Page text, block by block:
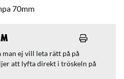
70mm
ej vill leta rätt på på
att lyfta direkt i tröskeln på